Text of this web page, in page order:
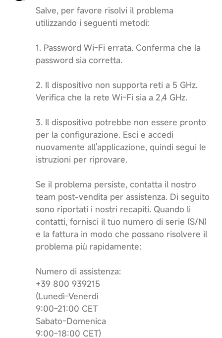
Salve, per favore risolvi il problema
utilizzando i seguenti metodi:
1. Password Wi-Fi errata. Conferma che la
password sia corretta.
2. Il dispositivo non supporta reti a 5 GHz.
Verifica che la rete Wi-Fi sia a 2,4 GHz.
3. Il dispositivo potrebbe non essere pronto
per la configurazione. Esci e accedi
nuovamente all'applicazione, quindi segui le
istruzioni per riprovare.
Se il problema persiste, contatta il nostro
team post-vendita per assistenza. Di seguito
sono riportati i nostri recapiti. Quando li
contatti, fornisci il tuo numero di serie (S/N)
e la fattura in modo che possano risolvere il
problema più rapidamente:
Numero di assistenza:
+39 800 939215
(Lunedì-Venerdì
9:00-21:00 CET
Sabato-Domenica
9:00-18:00 CET)